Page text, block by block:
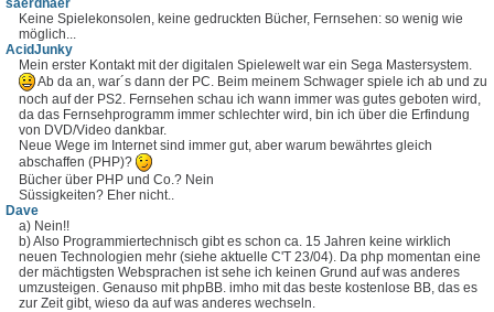
Keine Spielekonsolen, keine gedruckten Bücher, Fernsehen: so wenig wie
möglich...
AcidJunky
Mein erster Kontakt mit der digitalen Spielewelt war ein Sega Mastersystem.
Ab da an, war´s dann der PC. Beim meinem Schwager spiele ich ab und zu
noch auf der PS2. Fernsehen schau ich wann immer was gutes geboten wird,
da das Fernsehprogramm immer schlechter wird, bin ich über die Erfindung
von DVD/Video dankbar.
Neue Wege im Internet sind immer gut, aber warum bewährtes gleich
abschaffen (PHP)?
Bücher über PHP und Co.? Nein
Süssigkeiten? Eher nicht..
Dave
a) Nein!!
b) Also Programmiertechnisch gibt es schon ca. 15 Jahren keine wirklich
neuen Technologien mehr (siehe aktuelle C'T 23/04). Da php momentan eine
der mächtigsten Websprachen ist sehe ich keinen Grund auf was anderes
umzusteigen. Genauso mit phpBB. imho mit das beste kostenlose BB, das es
zur Zeit gibt, wieso da auf was anderes wechseln.